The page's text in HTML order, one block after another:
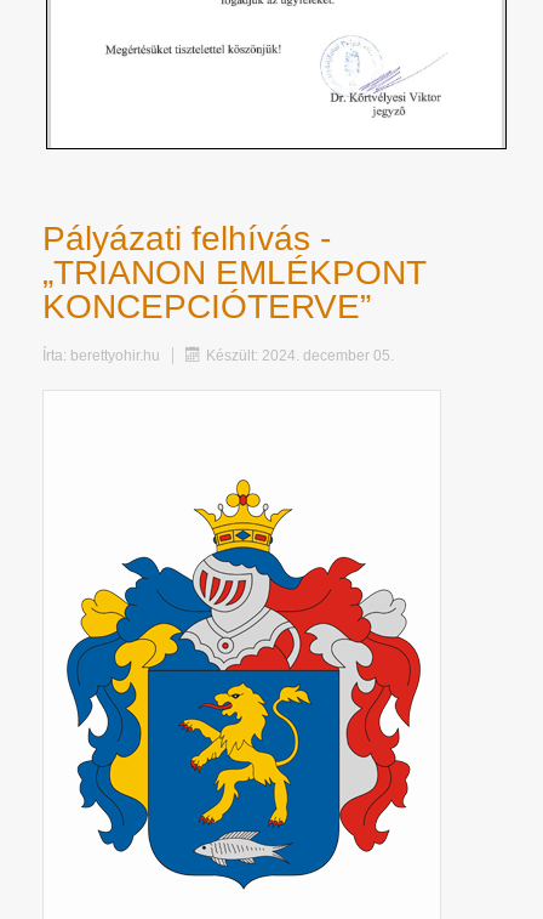
Pályázati felhívás -
„TRIANON EMLÉKPONT
KONCEPCIÓTERVE”
Írta: berettyohir.hu Készült: 2024. december 05.